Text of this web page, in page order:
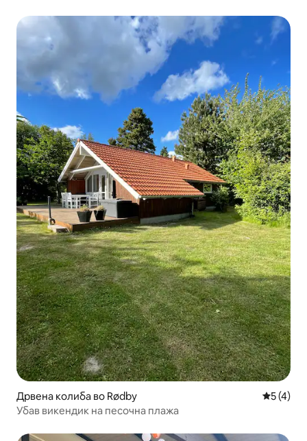
Дрвена колиба во Rødby
5 (4)
Убав викендик на песочна плажа